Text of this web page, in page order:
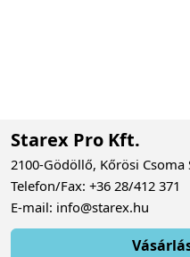
Starex Pro Kft.
2100-Gödöllő, Kőrösi Csoma
Telefon/Fax: +36 28/412 371
E-mail: info@starex.hu